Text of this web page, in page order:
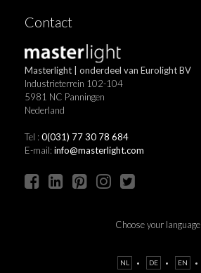
Contact
Masterlight | onderdeel van Eurolight BV
Industrieterrein 102-104
5981 NC Panningen
Nederland
Tel : 0(031) 77 30 78 684
E-mail: info@masterlight.com
Choose your language
NL DE EN